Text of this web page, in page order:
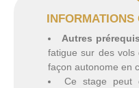
Autres
fatigue sur des vols
façon autonome en
Ce stage peut